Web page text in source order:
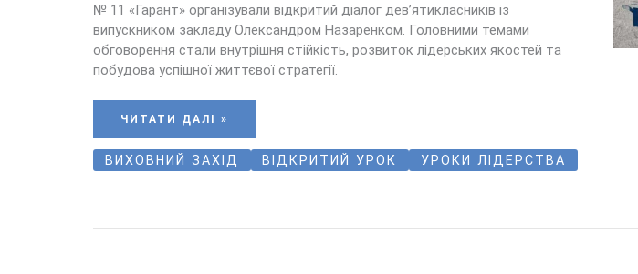
№ 11 «Гарант» організували відкритий діалог дев’ятикласників із
випускником закладу Олександром Назаренком. Головними темами
обговорення стали внутрішня стійкість, розвиток лідерських якостей та
побудова успішної життєвої стратегії.
ЧИТАТИ ДАЛІ »
ВИХОВНИЙ ЗАХІД ВІДКРИТИЙ УРОК УРОКИ ЛІДЕРСТВА